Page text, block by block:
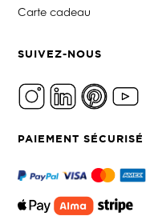
Carte cadeau
SUIVEZ-NOUS
PAIEMENT SÉCURISÉ